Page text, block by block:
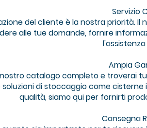
Servizio
del cliente è la nostra priorità.
alle tue domande, fornire
Ampia
nostro catalogo completo e troverai
di stoccaggio come
qualità, siamo qui per fornirti
Consegna